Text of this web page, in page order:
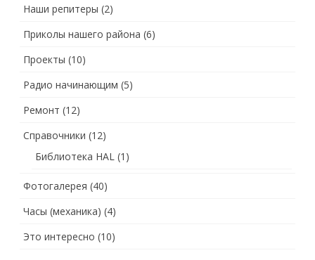
Наши репитеры (2)
Приколы нашего района (6)
Проекты (10)
Радио начинающим (5)
Ремонт (12)
Справочники (12)
Библиотека HAL (1)
Фотогалерея (40)
Часы (механика) (4)
Это интересно (10)